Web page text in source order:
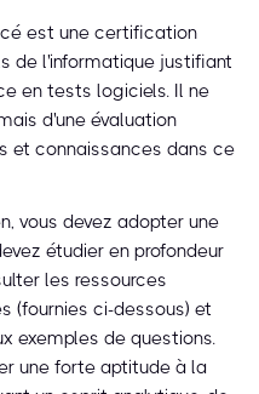
est une certification
de l'informatique justifiant
en tests logiciels. Il ne
d'une évaluation
et connaissances dans ce
vous devez adopter une
étudier en profondeur
les ressources
(fournies ci-dessous) et
exemples de questions.
une forte aptitude à la